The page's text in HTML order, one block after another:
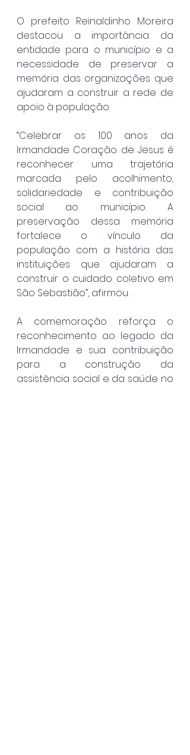
O prefeito Reinaldinho Moreira
destacou a importância da
entidade para o município e a
necessidade de preservar a
memória das organizações que
ajudaram a construir a rede de
apoio à população.
“Celebrar os 100 anos da
Irmandade Coração de Jesus é
reconhecer uma trajetória
marcada pelo acolhimento,
solidariedade e contribuição
social ao município. A
preservação dessa memória
fortalece o vínculo da
população com a história das
instituições que ajudaram a
construir o cuidado coletivo em
São Sebastião”, afirmou.
A comemoração reforça o
reconhecimento ao legado da
Irmandade e sua contribuição
para a construção da
assistência social e da saúde no